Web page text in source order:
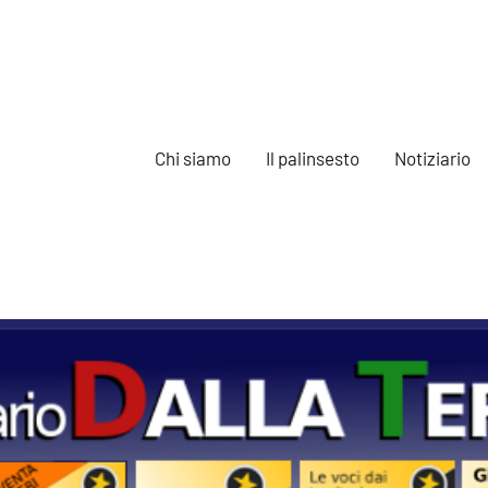
Chi siamo Il palinsesto Notiziario